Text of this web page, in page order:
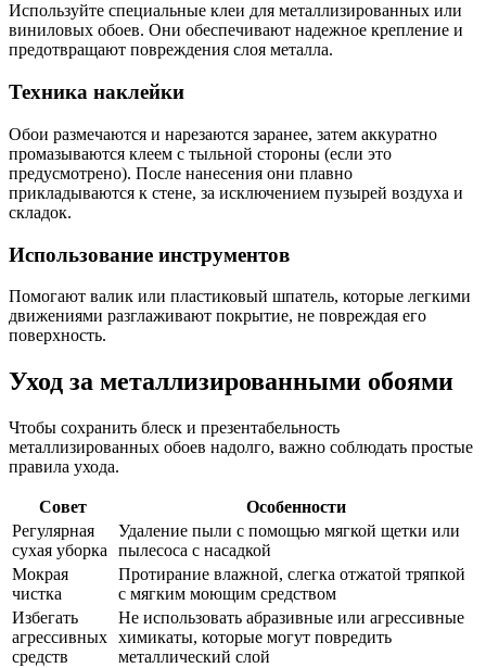
Используйте специальные клеи для металлизированных или
виниловых обоев. Они обеспечивают надежное крепление и
предотвращают повреждения слоя металла.
Техника наклейки
Обои размечаются и нарезаются заранее, затем аккуратно
промазываются клеем с тыльной стороны (если это
предусмотрено). После нанесения они плавно
прикладываются к стене, за исключением пузырей воздуха и
складок.
Использование инструментов
Помогают валик или пластиковый шпатель, которые легкими
движениями разглаживают покрытие, не повреждая его
поверхность.
Уход за металлизированными обоями
Чтобы сохранить блеск и презентабельность
металлизированных обоев надолго, важно соблюдать простые
правила ухода.
Совет
Особенности
Регулярная
сухая уборка
Удаление пыли с помощью мягкой щетки или
пылесоса с насадкой
Мокрая
чистка
Протирание влажной, слегка отжатой тряпкой
с мягким моющим средством
Избегать
агрессивных
средств
Не использовать абразивные или агрессивные
химикаты, которые могут повредить
металлический слой